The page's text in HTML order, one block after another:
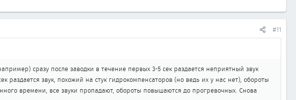
#11
сразу после заводки в течение первых 3-5 сек раздается неприятный звук
звук, похожий на стук гидрокомпенсаторов (но ведь их у нас нет), обороты
времени, все звуки пропадают, обороты повышаются до прогревочных. Снова